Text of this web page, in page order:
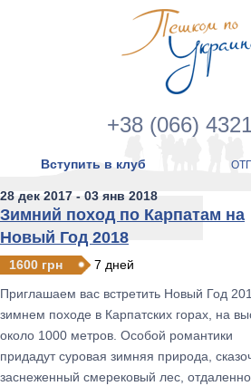
+38 (066)
Вступить в клуб
28 дек 2017 - 03 янв 2018
Зимний поход по Карпатам на
Новый Год 2018
1600 грн
7 дней
Приглашаем вас встретить Новый Год
зимнем походе в Карпатских горах, на
около 1000 метров. Особой романтики
придадут суровая зимняя природа,
заснеженный смерековый лес,